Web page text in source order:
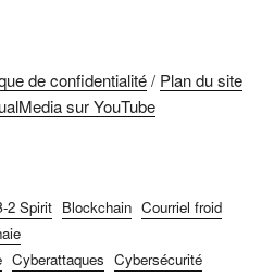
de confidentialité/ Plan du site
sur YouTube
2 Spirit Blockchain Courriel froid
Cyberattaques Cybersécurité